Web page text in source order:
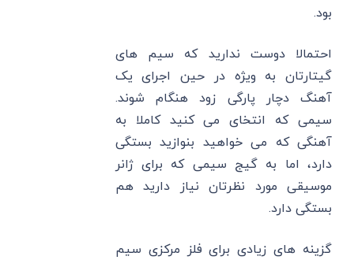
بود.
احتمالا دوست ندارید که سیم‌ های
گیتارتان به ‌ویژه در حین اجرای یک
آهنگ دچار پارگی زود هنگام شوند.
سیمی که انتخای می کنید کاملا به
آهنگی که می ‌خواهید بنوازید بستگی
دارد، اما به گیج سیمی که برای ژانر
موسیقی مورد نظرتان نیاز دارید هم
بستگی دارد.
گزینه های زیادی برای فلز مرکزی سیم